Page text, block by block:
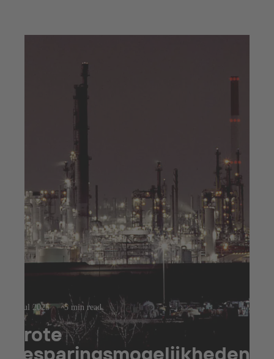
23 jul 2025 5 min read
Grote
besparingsmogelijkheden